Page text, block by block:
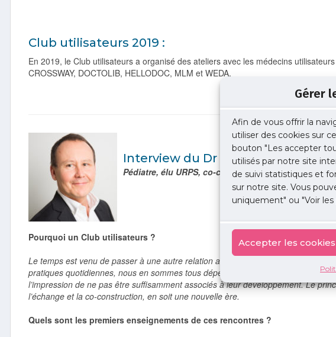
Gérer
Afin de vous offrir la
utiliser des cookies sur
bouton "Les accepter
utilisés par notre site
de suivi statistiques et
sur notre site. Vous
uniquement" ou "Voir
Accepter les cookies
Club utilisateurs 2019 :
En 2019, le Club utilisateurs a organisé des ateliers avec les médecins
CROSSWAY, DOCTOLIB, HELLODOC, MLM et WEDA.
Interview du Dr Luc Réfabert
Pédiatre, élu URPS, co-coordonnateur de la
Pourquoi un Club utilisateurs ?
Le temps est venu de passer à une autre relation avec nos éditeurs.
pratiques quotidiennes, nous en sommes tous dépendants. Pour autant nos
l’impression de ne pas être suffisamment associés à leur développement. Le
l’échange et la co-construction, en soit une nouvelle ère.
Quels sont les premiers enseignements de ces rencontres ?